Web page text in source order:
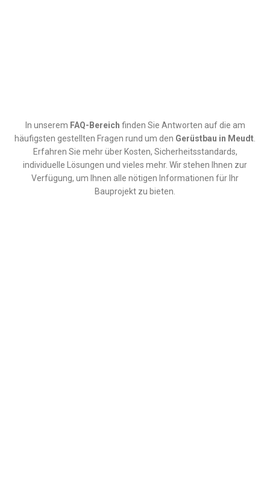
In unserem FAQ-Bereich finden Sie Antworten auf die am
häufigsten gestellten Fragen rund um den Gerüstbau in Meudt
Erfahren Sie mehr über Kosten, Sicherheitsstandards,
individuelle Lösungen und vieles mehr. Wir stehen Ihnen zur
Verfügung, um Ihnen alle nötigen Informationen für Ihr
Bauprojekt zu bieten.